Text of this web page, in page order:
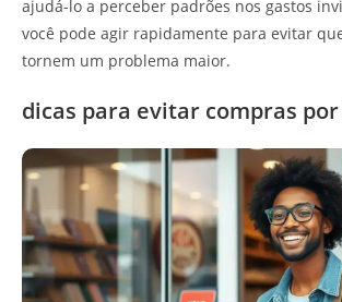
ajudá-lo a perceber padrões nos gastos
você pode agir rapidamente para evitar
tornem um problema maior.
dicas para evitar compras